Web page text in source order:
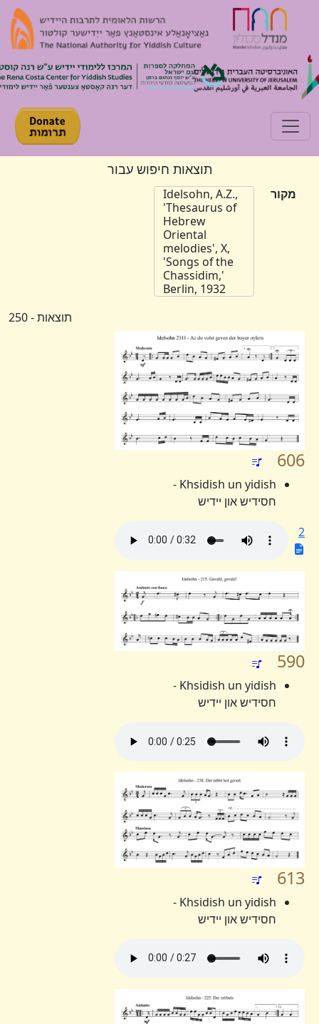
Toggle navigation
תוצאות חיפוש עבור
מקור
Idelsohn, A.Z.,
'Thesaurus of
Hebrew
Oriental
melodies', X,
'Songs of the
Chassidim,'
Berlin, 1932
תוצאות - 250
606
Khsidish un yidish -
חסידיש און יידיש
590
Khsidish un yidish -
חסידיש און יידיש
613
Khsidish un yidish -
חסידיש און יידיש